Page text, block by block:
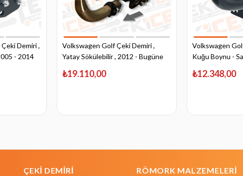
Demiri ,
- 2014
Volkswagen Golf Çeki Demiri ,
Yatay Sökülebilir , 2012 - Bugüne
₺19.110,00
Volkswagen
Kuğu Boynu -
₺12.348,00
ÇEKİ DEMİRİ
RÖMORK MALZEMELERİ